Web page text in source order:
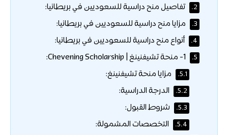
2. تفاصيل منح دراسية للسعوديين في بريطانيا:
3. مزايا منح دراسية للسعوديين في بريطانيا:
4. أنواع منح دراسية للسعوديين في بريطانيا:
5.
5.1. مزايا منحة تشيفنينغ:
5.2. الدرجة الدراسية:
5.3. شروط القبول:
5.4. التخصصات المشمولة: